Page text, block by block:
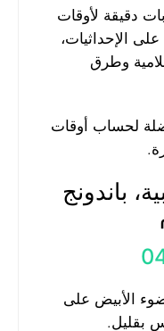
دقيقة لأوقات
الإحداثيات،
وطرق
لحساب أوقات
باندونج
الأبيض على
بقليل.